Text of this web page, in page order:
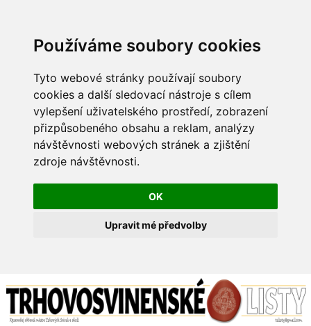
Používáme soubory cookies
Tyto webové stránky používají soubory
cookies a další sledovací nástroje s cílem
vylepšení uživatelského prostředí, zobrazení
přizpůsobeného obsahu a reklam, analýzy
návštěvnosti webových stránek a zjištění
zdroje návštěvnosti.
OK
Upravit mé předvolby